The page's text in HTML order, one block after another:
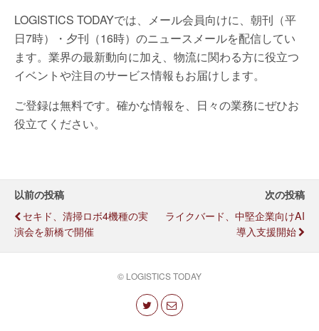
LOGISTICS TODAYでは、メール会員向けに、朝刊（平
日7時）・夕刊（16時）のニュースメールを配信してい
ます。業界の最新動向に加え、物流に関わる方に役立つ
イベントや注目のサービス情報もお届けします。
ご登録は無料です。確かな情報を、日々の業務にぜひお
役立てください。
以前の投稿
セキド、清掃ロボ4機種の実
演会を新橋で開催
次の投稿
ライクバード、中堅企業向けAI
導入支援開始
© LOGISTICS TODAY